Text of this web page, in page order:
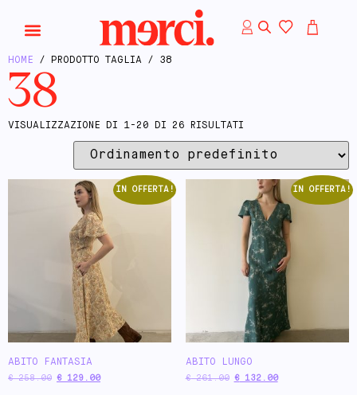
HOME / PRODOTTO TAGLIA / 38
38
VISUALIZZAZIONE DI 1-20 DI 26 RISULTATI
IN OFFERTA!
ABITO FANTASIA
€258.00 € 129.00
IN OFFERTA!
ABITO LUNGO
€261.00 €132.00